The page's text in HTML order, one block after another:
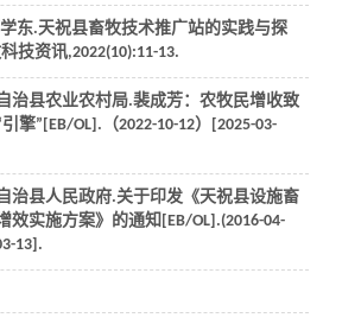
东.天祝县畜牧技术推广站的实践与探
技资讯,2022(10):11-13.
治县农业农村局.裴成芳：农牧民增收致
擎”[EB/OL].（2022-10-12）[2025-03-
治县人民政府.关于印发《天祝县设施畜
效实施方案》的通知[EB/OL].(2016-04-
13].